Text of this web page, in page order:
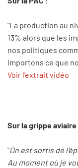
"La production au
13% alors que les
nos politiques
importons ce que
Voir l'extrait vidéo
Sur la grippe aviaire
"On est sortis de
Au moment où je